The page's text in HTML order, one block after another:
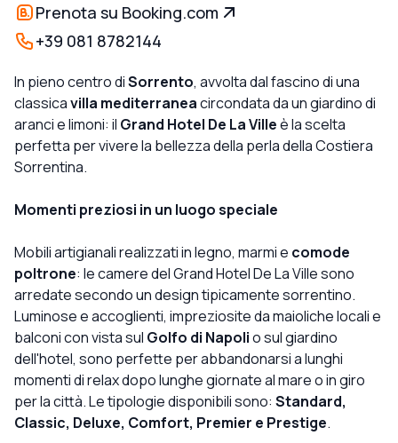
Prenota su Booking.com
+39 081 8782144
In pieno centro diSorrento, avvolta dal fascino di una
classicavilla mediterraneacircondata da un giardino di
aranci e limoni: il Grand Hotel De La Villeè la scelta
perfetta per vivere la bellezza della perla della Costiera
Sorrentina.
Momenti preziosi in un luogo speciale
Mobili artigianali realizzati in legno, marmi e comode
poltrone: le camere del Grand Hotel De La Ville sono
arredate secondo un design tipicamente sorrentino.
Luminose e accoglienti, impreziosite da maioliche locali e
balconi con vista sul Golfo di Napolio sul giardino
dell'hotel, sono perfette per abbandonarsi a lunghi
momenti di relax dopo lunghe giornate al mare o in giro
per la città. Le tipologie disponibili sono: Standard,
Classic, Deluxe, Comfort, Premier e Prestige.